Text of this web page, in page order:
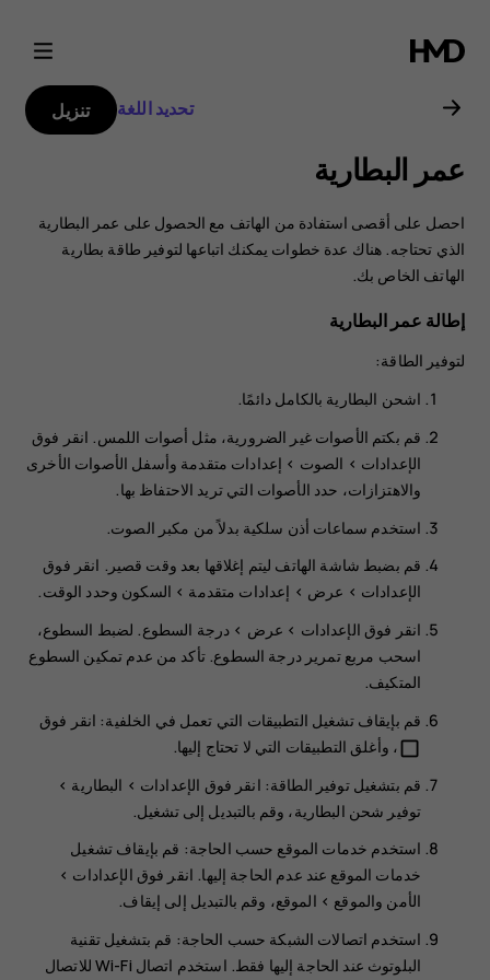
دليل
مستخدم
هاتف
Nokia
2.1
تحديد اللغة تنزيل
عمر البطارية
احصل على أقصى استفادة من الهاتف مع الحصول على عمر البطارية
الذي تحتاجه. هناك عدة خطوات يمكنك اتباعها لتوفير طاقة بطارية
الهاتف الخاص بك.
إطالة عمر البطارية
لتوفير الطاقة:
اشحن البطارية بالكامل دائمًا.
قم بكتم الأصوات غير الضرورية، مثل أصوات اللمس. انقر فوق
> الصوت > إعدادات متقدمة وأسفل الأصوات الأخرى
والاهتزازات، حدد الأصوات التي تريد الاحتفاظ بها.
استخدم سماعات أذن سلكية بدلاً من مكبر الصوت.
قم بضبط شاشة الهاتف ليتم إغلاقها بعد وقت قصير. انقر فوق
الإعدادات >
> إعدادات متقدمة > السكون وحدد الوقت.
انقر فوق الإعدادات > عرض > درجة السطوع. لضبط السطوع،
اسحب مربع تمرير درجة السطوع. تأكد من عدم تمكين السطوع
المتكيف.
قم بإيقاف تشغيل التطبيقات التي تعمل في الخلفية: انقر فوق
check_box_outline_blank، وأغلق التطبيقات التي لا تحتاج إليها.
قم بتشغيل توفير الطاقة: انقر فوق الإعدادات > البطارية >
توفير شحن البطارية، وقم بالتبديل إلىتشغيل.
استخدم خدمات الموقع حسب الحاجة: قم بإيقاف تشغيل
خدمات الموقع عند عدم الحاجة إليها. انقر فوق الإعدادات >
> الموقع، وقم بالتبديل إلى إيقاف.
استخدم اتصالات الشبكة حسب الحاجة: قم بتشغيل تقنية
البلوتوث عند الحاجة إليها فقط. استخدم اتصال Wi-Fi للاتصال